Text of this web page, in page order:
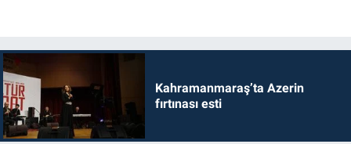
Kahramanmaraş’ta Azerin
fırtınası esti